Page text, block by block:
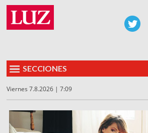
SECCIONES
Viernes 7.8.2026 | 7:09